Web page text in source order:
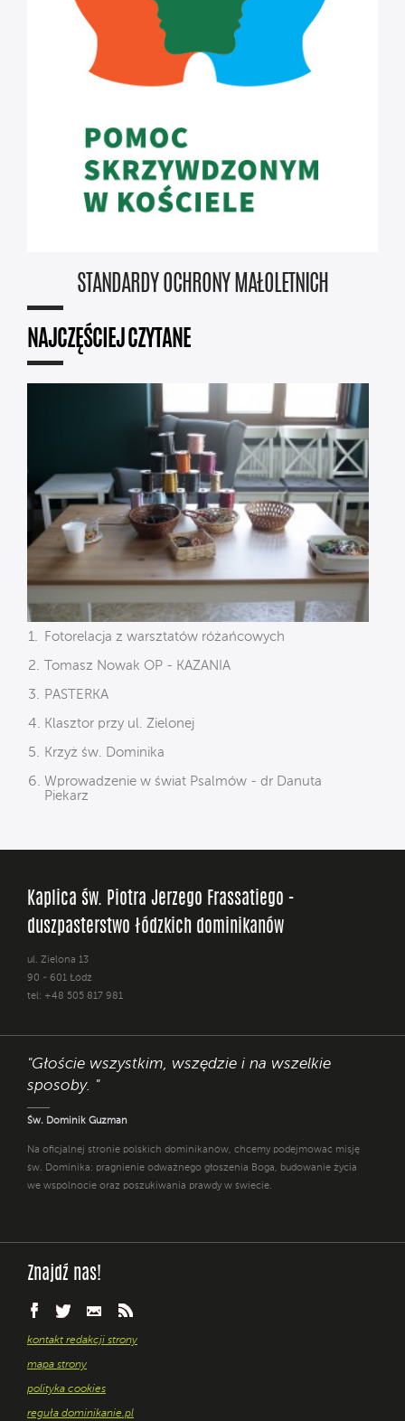
STANDARDY OCHRONY MAŁOLETNICH
NAJCZĘŚCIEJ CZYTANE
Fotorelacja z warsztatów różańcowych
Tomasz Nowak OP - KAZANIA
PASTERKA
Klasztor przy ul. Zielonej
Krzyż św. Dominika
Wprowadzenie w świat Psalmów - dr Danuta
Piekarz
Kaplica św. Piotra Jerzego Frassatiego -
duszpasterstwo łódzkich dominikanów
ul. Zielona 13
90 - 601 Łódź
tel: +48 505 817 981
"Głoście wszystkim, wszędzie i na wszelkie
sposoby. "
Św. Dominik Guzman
Na oficjalnej stronie polskich dominikanów, chcemy podejmować misję
św. Dominika: pragnienie odważnego głoszenia Boga, budowanie życia
we wspólnocie oraz poszukiwania prawdy w świecie.
Znajdź nas!
kontakt redakcji strony
mapa strony
polityka cookies
reguła dominikanie.pl